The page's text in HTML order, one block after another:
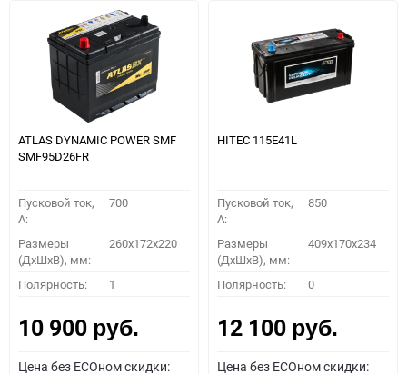
ATLAS DYNAMIC POWER SMF
SMF95D26FR
Пусковой ток,
A:
700
Размеры
(ДхШхВ), мм:
260x172x220
Полярность: 1
10 900 руб.
Цена без ECOном скидки:
HITEC 115E41L
Пусковой ток,
A:
850
Размеры
(ДхШхВ), мм:
409x170x234
Полярность: 0
12 100 руб.
Цена без ECOном скидки: